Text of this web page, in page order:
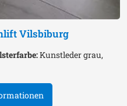
Vilsbiburg
Kunstleder grau,